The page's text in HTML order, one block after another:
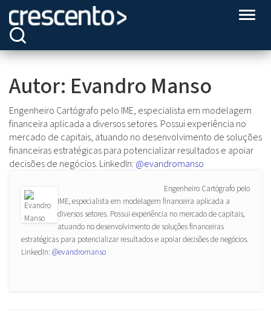
Autor: Evandro Manso
Engenheiro Cartógrafo pelo IME, especialista em modelagem
financeira aplicada a diversos setores. Possui experiência no
mercado de capitais, atuando no desenvolvimento de soluções
financeiras estratégicas para potencializar resultados e apoiar
decisões de negócios. LinkedIn: @evandromanso
Engenheiro Cartógrafo pelo
IME, especialista em modelagem financeira aplicada a
diversos setores. Possui experiência no mercado de capitais,
atuando no desenvolvimento de soluções financeiras
estratégicas para potencializar resultados e apoiar decisões de negócios.
LinkedIn: @evandromanso